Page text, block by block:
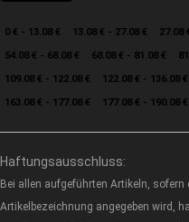
0 € - 13.08 € 13.08 € - 27.08 € 27.08
54.08 € - 68.08 €
68.08 € - 81.08 €
109.08 € - 122.08 €
122.08 € - 136.08 €
163.08 € - 177.08 €
177.08 € - 190.08 €
Haftungsausschluss:
Bei allen aufgeführten Artikeln,
Artikelbezeichnung angegeben wird,